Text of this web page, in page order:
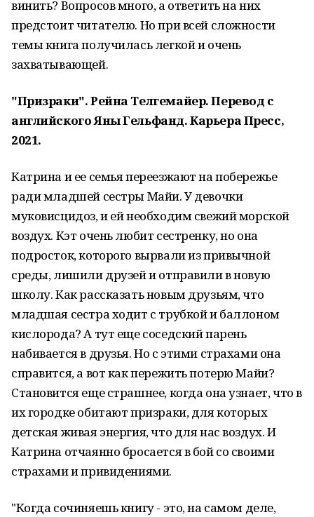
винить? Вопросов много, а ответить на них
предстоит читателю. Но при всей сложности
темы книга получилась легкой и очень
захватывающей.
"Призраки". Рейна Телгемайер. Перевод с
английского Яны Гельфанд. Карьера Пресс,
2021.
Катрина и ее семья переезжают на побережье
ради младшей сестры Майи. У девочки
муковисцидоз, и ей необходим свежий морской
воздух. Кэт очень любит сестренку, но она
подросток, которого вырвали из привычной
среды, лишили друзей и отправили в новую
школу. Как рассказать новым друзьям, что
младшая сестра ходит с трубкой и баллоном
кислорода? А тут еще соседский парень
набивается в друзья. Но с этими страхами она
справится, а вот как пережить потерю Майи?
Становится еще страшнее, когда она узнает, что в
их городке обитают призраки, для которых
детская живая энергия, что для нас воздух. И
Катрина отчаянно бросается в бой со своими
страхами и привидениями.
"Когда сочиняешь книгу - это, на самом деле,